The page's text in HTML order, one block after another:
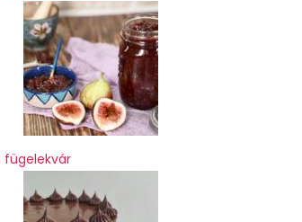
fügelekvár